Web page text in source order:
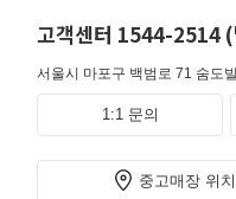
고객센터 1544-2514
서울시 마포구 백범로 71 숨도
1:1 문의
중고매장 위